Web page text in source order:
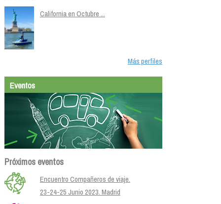
California en Octubre ...
Más perfiles
Eventos
Próximos eventos
Encuentro Compañeros de viaje.
23-24-25 Junio 2023. Madrid